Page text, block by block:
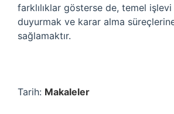
farklılıklar gösterse de, temel işlevi
duyurmak ve karar alma süreçlerine
sağlamaktır.
Tarih: Makaleler